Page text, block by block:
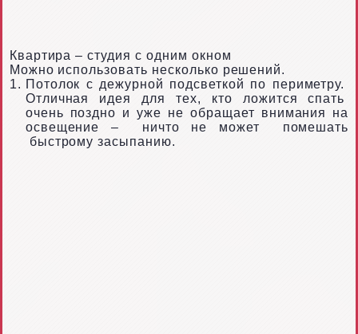
Квартира – студия с одним окном
Можно использовать несколько решений.
Потолок с дежурной подсветкой по периметру.
Отличная идея для тех, кто ложится спать
очень поздно и уже не обращает внимания на
освещение –
ничто не может
помешать
быстрому засыпанию.